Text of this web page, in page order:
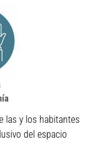
las y los habitantes
del espacio